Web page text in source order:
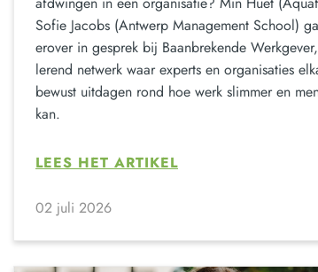
Sofie Jacobs (Antwerp Management School)
erover in gesprek bij Baanbrekende
lerend netwerk waar experts en organisaties
bewust uitdagen rond hoe werk slimmer en
kan.
LEES HET ARTIKEL
02 juli 2026